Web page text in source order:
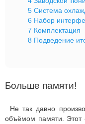
5 Система
6 Набор
7 Комплектация
8 Подведение
Больше памяти!
Не так давно
объёмом памяти. Этот